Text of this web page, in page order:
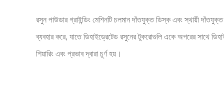
রসুন পাউডার গ্রাইন্ডিং মেশিনটি চলমান দাঁতযুক্ত ডিস্ক এবং স্থায়ী
ব্যবহার করে, যাতে ডিহাইড্রেটেড রসুনের টুকরোগুলি একে অপরের সাথে
শিয়ারিং এবং প্রভাব দ্বারা চূর্ণ হয়।